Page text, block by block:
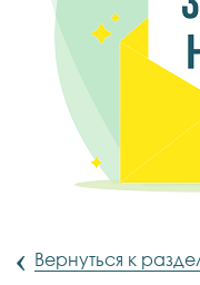
‹ Вернуться к